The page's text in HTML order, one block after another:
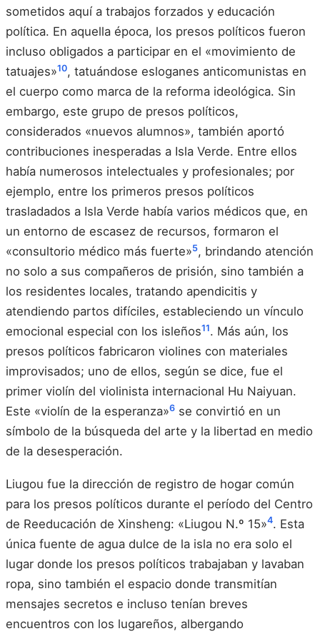
sometidos aquí a trabajos forzados y educación
política. En aquella época, los presos políticos fueron
incluso obligados a participar en el «movimiento de
tatuajes»10, tatuándose esloganes anticomunistas en
el cuerpo como marca de la reforma ideológica. Sin
embargo, este grupo de presos políticos,
considerados «nuevos alumnos», también aportó
contribuciones inesperadas a Isla Verde. Entre ellos
había numerosos intelectuales y profesionales; por
ejemplo, entre los primeros presos políticos
trasladados a Isla Verde había varios médicos que, en
un entorno de escasez de recursos, formaron el
«consultorio médico más fuerte»5, brindando atención
no solo a sus compañeros de prisión, sino también a
los residentes locales, tratando apendicitis y
atendiendo partos difíciles, estableciendo un vínculo
emocional especial con los isleños11. Más aún, los
presos políticos fabricaron violines con materiales
improvisados; uno de ellos, según se dice, fue el
primer violín del violinista internacional Hu Naiyuan.
Este «violín de la esperanza»6 se convirtió en un
símbolo de la búsqueda del arte y la libertad en medio
de la desesperación.
Liugou fue la dirección de registro de hogar común
para los presos políticos durante el período del Centro
de Reeducación de Xinsheng: «Liugou N.º 15»4. Esta
única fuente de agua dulce de la isla no era solo el
lugar donde los presos políticos trabajaban y lavaban
ropa, sino también el espacio donde transmitían
mensajes secretos e incluso tenían breves
encuentros con los lugareños, albergando